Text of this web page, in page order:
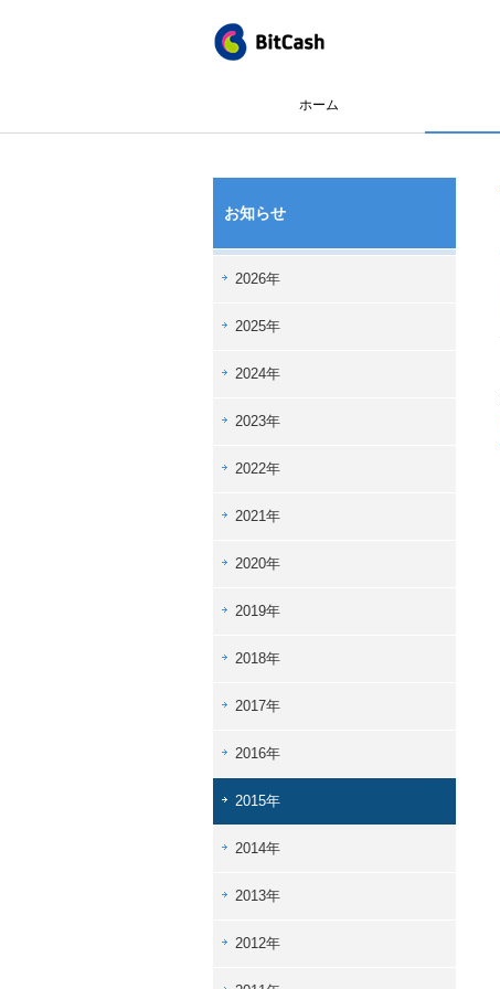
ホーム
お知らせ
2026年
2025年
2024年
2023年
2022年
2021年
2020年
2019年
2018年
2017年
2016年
2015年
2014年
2013年
2012年